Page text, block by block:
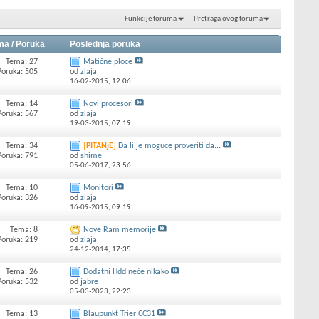
Funkcije foruma Pretraga ovog foruma
/ Poruka Poslednja poruka
Tema: 27
505
Matične ploce
od zlaja
16-02-2015, 12:06
Tema: 14
567
Novi procesori
od zlaja
19-03-2015, 07:19
Tema: 34
791
PITANjE]
Da li je moguce proveriti da...
od shime
05-06-2017, 23:56
Tema: 10
326
Monitori
od zlaja
16-09-2015, 09:19
Tema: 8
219
Nove Ram memorije
od zlaja
24-12-2014, 17:35
Tema: 26
532
Dodatni Hdd neće nikako
od jabre
05-03-2023, 22:23
Tema: 13 Blaupunkt Trier CC31